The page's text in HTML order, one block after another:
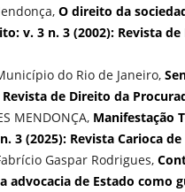
O direito da
v. 3 n. 3 (2002): Revista
do Rio de Janeiro,
de Direito da
MENDONÇA, Manifestação
3 (2025): Revista Carioca
Gaspar Rodrigues,
advocacia de Estado como